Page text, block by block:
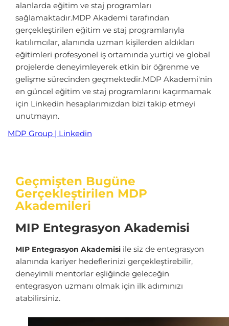
alanlarda eğitim ve staj programları
sağlamaktadır.MDP Akademi tarafından
gerçekleştirilen eğitim ve staj programlarıyla
katılımcılar, alanında uzman kişilerden aldıkları
eğitimleri profesyonel iş ortamında yurtiçi ve global
projelerde deneyimleyerek etkin bir öğrenme ve
gelişme sürecinden geçmektedir.MDP Akademi'nin
en güncel eğitim ve staj programlarını kaçırmamak
için Linkedin hesaplarımızdan bizi takip etmeyi
unutmayın.
MDP Group | Linkedin
Geçmişten Bugüne
Gerçekleştirilen MDP
Akademileri
MIP Entegrasyon Akademisi
MIP Entegrasyon Akademisi ile siz de entegrasyon
alanında kariyer hedeflerinizi gerçekleştirebilir,
deneyimli mentorlar eşliğinde geleceğin
entegrasyon uzmanı olmak için ilk adımınızı
atabilirsiniz.